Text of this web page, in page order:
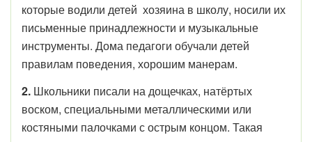
которые водили детей хозяина в школу, носили их
письменные принадлежности и музыкальные
инструменты. Дома педагоги обучали детей
правилам поведения, хорошим манерам.
2. Школьники писали на дощечках, натёртых
воском, специальными металлическими или
костяными палочками с острым концом. Такая